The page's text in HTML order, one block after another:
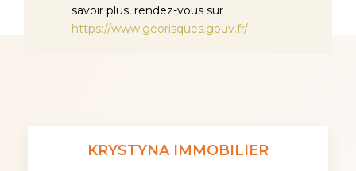
savoir plus, rendez-vous sur
https://www.georisques.gouv.fr/
KRYSTYNA IMMOBILIER